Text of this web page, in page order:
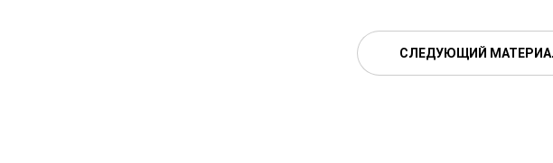
СЛЕДУЮЩИЙ